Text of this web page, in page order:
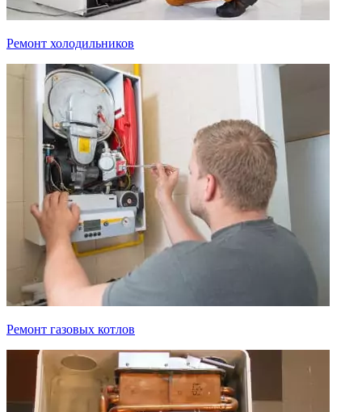
Ремонт холодильников
Ремонт газовых котлов